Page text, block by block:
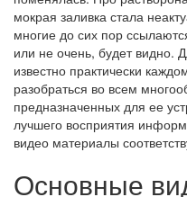
мокрая заливка стала
многие до сих пор
или не очень, будет видно.
известно практически
разобраться во всем
предназначенных для ее
лучшего восприятия
видео материалы
Основные